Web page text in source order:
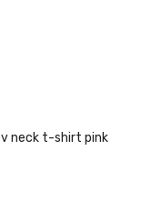
Tom Tailor v neck t-shirt pink